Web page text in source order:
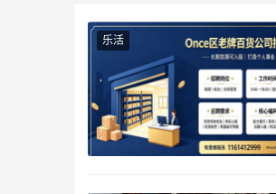
乐活